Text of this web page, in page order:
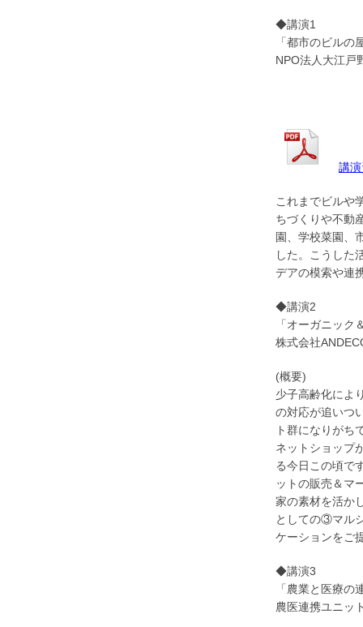
◆講演1
「都市のビル
NPO法人大江
講
これまでビルや
ちづくりや不動
園、学校菜園、
した。こうした
デアの模索や連
◆講演2
「オーガニッ
株式会社
(概要)
少子高齢化によ
の対応が追いつ
ト群になりがち
ネットショップ
る今日この頃で
ットの販売＆マ
家の素材を活か
としての③マル
ケーションをご
◆講演3
「農業と医療
農医連携ユニ